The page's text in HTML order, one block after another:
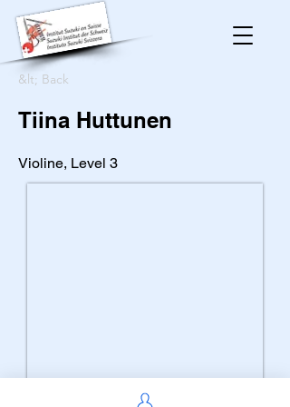
&lt; Back
Tiina Huttunen
Violine, Level 3